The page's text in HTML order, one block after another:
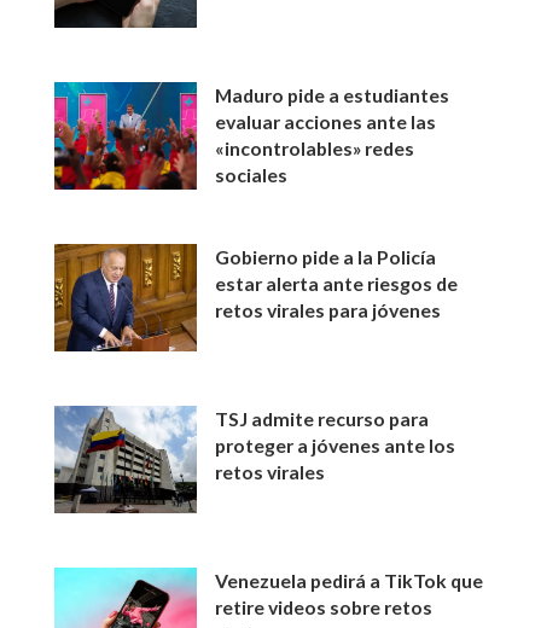
Maduro pide a estudiantes
evaluar acciones ante las
«incontrolables» redes
sociales
Gobierno pide a la Policía
estar alerta ante riesgos de
retos virales para jóvenes
TSJ admite recurso para
proteger a jóvenes ante los
retos virales
Venezuela pedirá a TikTok que
retire videos sobre retos